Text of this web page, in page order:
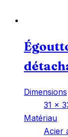
Dimensions
‎31 x
Matériau
‎Acier